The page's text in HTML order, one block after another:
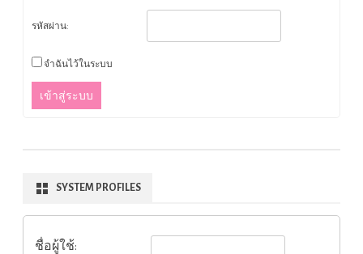
รหัสผ่าน:
จำฉันไว้ในระบบ
เข้าสู่ระบบ
SYSTEM PROFILES
ชื่อผู้ใช้: